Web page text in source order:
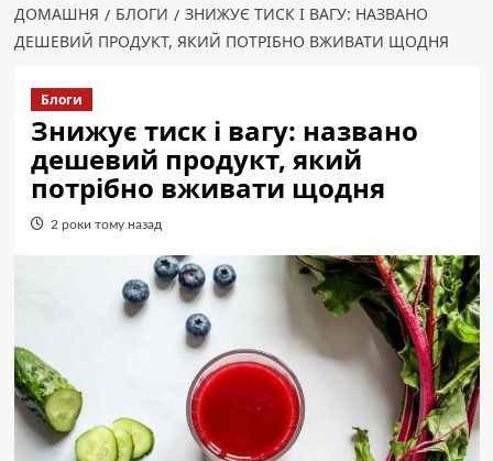
ДОМАШНЯ БЛОГИ
ЗНИЖУЄ ТИСК І ВАГУ: НАЗВАНО
ДЕШЕВИЙ ПРОДУКТ, ЯКИЙ ПОТРІБНО ВЖИВАТИ ЩОДНЯ
Блоги
Знижує тиск і вагу: названо
дешевий продукт, який
потрібно вживати щодня
2 роки тому назад